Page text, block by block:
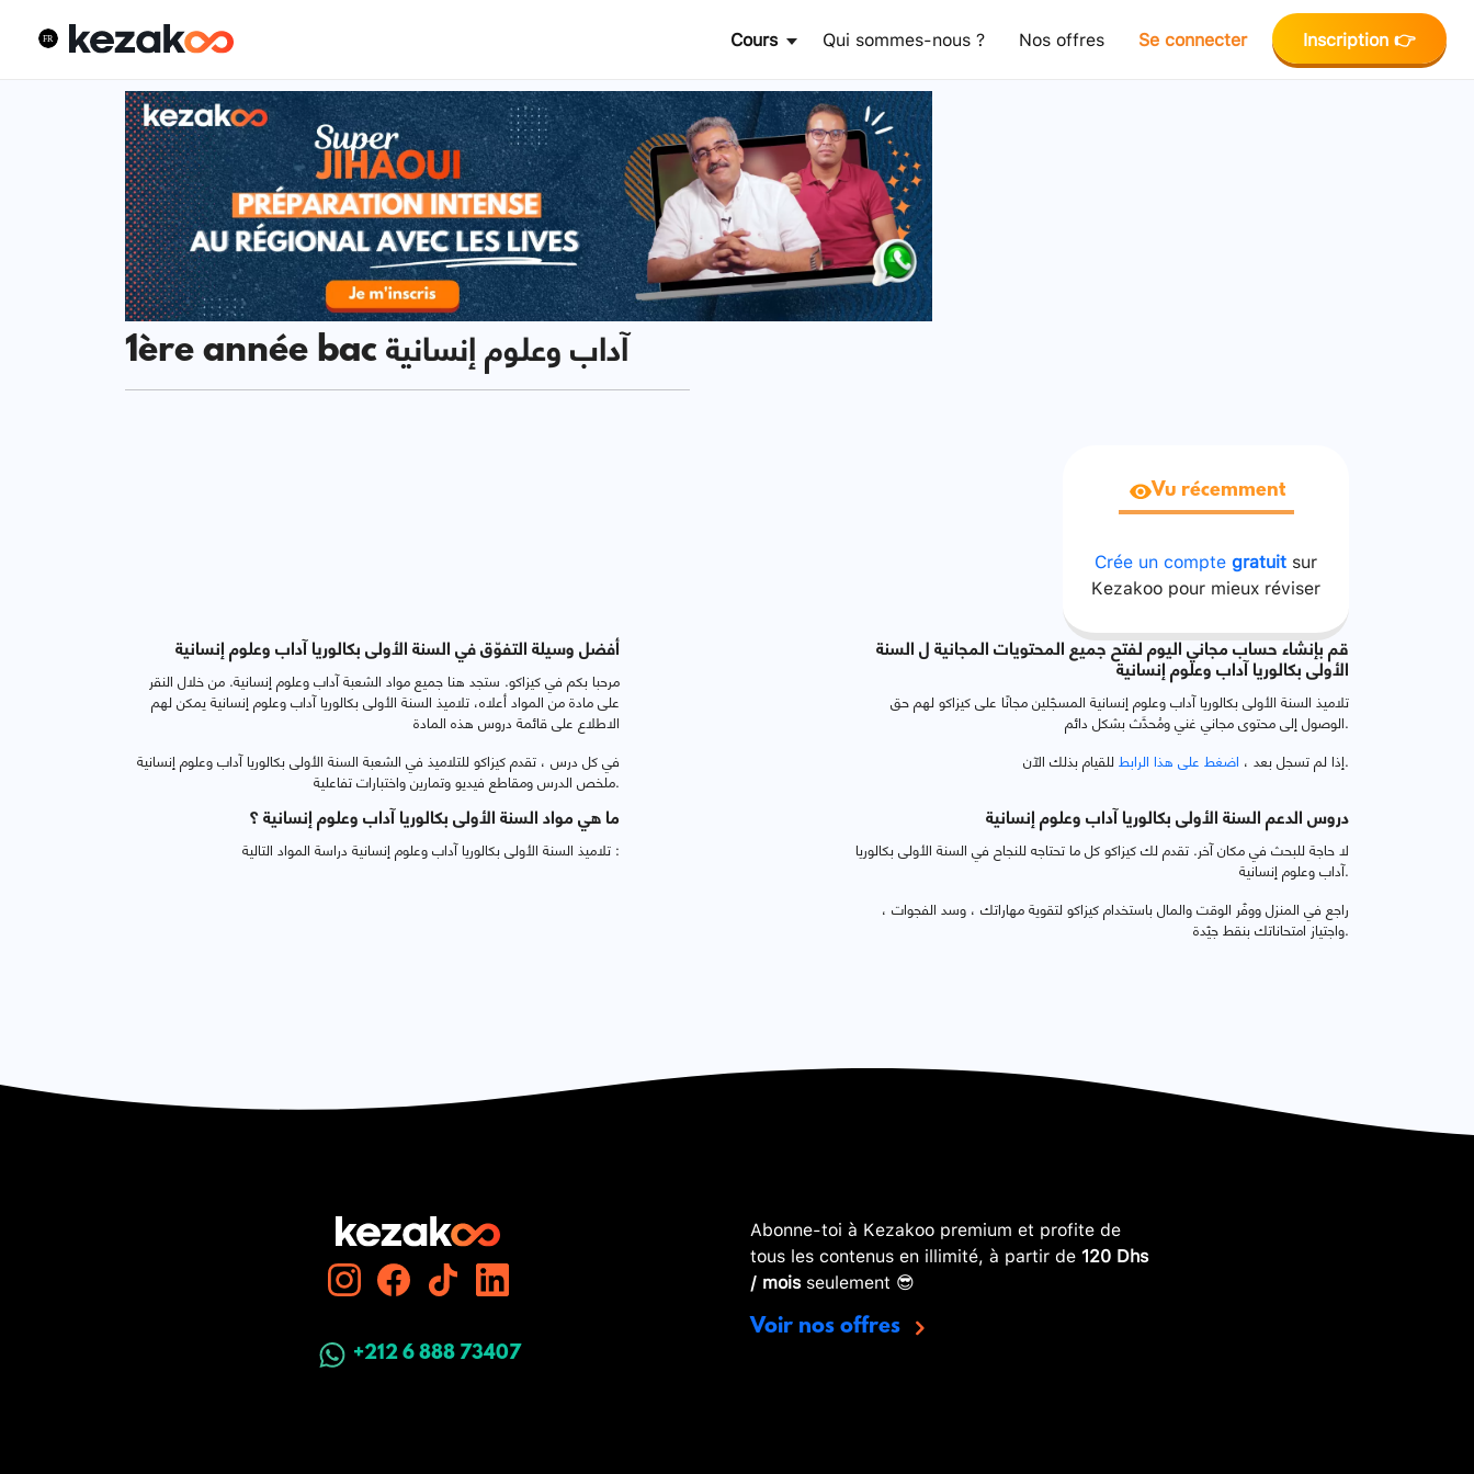
Cours Qui sommes-nous ? Nos offres Se connecter Inscription 👉
1ère année bac آداب وعلوم إنسانية
Vu récemment
Crée un comptegratuit sur
Kezakoo pour mieux réviser
أفضل وسيلة التفوّق في السنة الأولى بكالوريا آداب وعلوم إنسانية
مرحبا بكم في كيزاكو. ستجد هنا جميع مواد الشعبة آداب وعلوم إنسانية. من خلال النقر
على مادة من المواد أعلاه، تلاميذ السنة الأولى بكالوريا آداب وعلوم إنسانية يمكن لهم
الاطلاع على قائمة دروس هذه المادة
في كل درس ، تقدم كيزاكو للتلاميذ في الشعبة السنة الأولى بكالوريا آداب وعلوم إنسانية
ملخص الدرس ومقاطع فيديو وتمارين واختبارات تفاعلية.
قم بإنشاء حساب مجاني اليوم لفتح جميع المحتويات المجانية ل السنة
الأولى بكالوريا آداب وعلوم إنسانية
تلاميذ السنة الأولى بكالوريا آداب وعلوم إنسانية المسجّلين مجانًا على كيزاكو لهم حق
الوصول إلى محتوى مجاني غني ومُحدَّث بشكل دائم.
إذا لم تسجل بعد ، اضغط على هذا الرابط للقيام بذلك الآن.
ما هي مواد السنة الأولى بكالوريا آداب وعلوم إنسانية ؟
تلاميذ السنة الأولى بكالوريا آداب وعلوم إنسانية دراسة المواد التالية :
دروس الدعم السنة الأولى بكالوريا آداب وعلوم إنسانية
لا حاجة للبحث في مكان آخر. تقدم لك كيزاكو كل ما تحتاجه للنجاح في السنة الأولى بكالوريا
آداب وعلوم إنسانية.
راجع في المنزل ووفّر الوقت والمال باستخدام كيزاكو لتقوية مهاراتك ، وسد الفجوات ،
واجتياز امتحاناتك بنقط جيّدة.
+212 6 888 73407
Abonne-toi à Kezakoo premium et profite de
tous les contenus en illimité, à partir de 120 Dhs
/ moisseulement 😎
Voir nos offres